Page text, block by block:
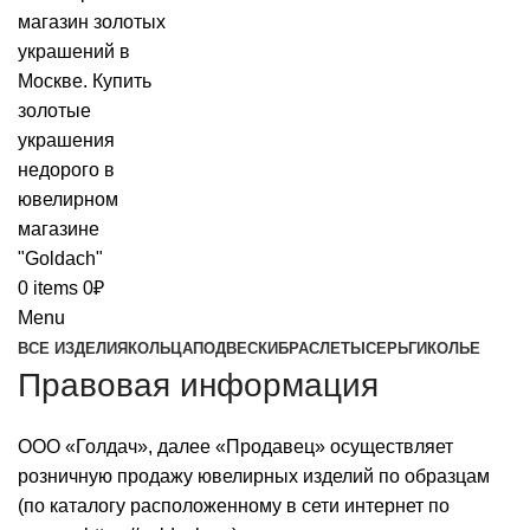
0 items 0₽
Menu
ВСЕ ИЗДЕЛИЯ КОЛЬЦАПОДВЕСКИ БРАСЛЕТЫ СЕРЬГИ КОЛЬЕ
Правовая информация
ООО «Голдач», далее «Продавец» осуществляет
розничную продажу ювелирных изделий по образцам
(по каталогу расположенному в сети интернет по